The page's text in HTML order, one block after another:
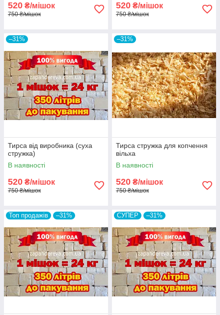
520 ₴/мішок
750 ₴/мішок
520 ₴/мішок
750 ₴/мішок
–31%
Тирса від виробника (суха
стружка)
В наявності
520 ₴/мішок
750 ₴/мішок
–31%
Тирса стружка для копчення
вільха
В наявності
520 ₴/мішок
750 ₴/мішок
Топ продажів –31% СУПЕР –31%